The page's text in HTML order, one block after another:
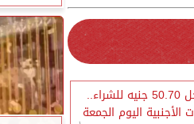
الدولار يسجل 50.70 جنيه للشراء..
الأجنبية اليوم الجمعة